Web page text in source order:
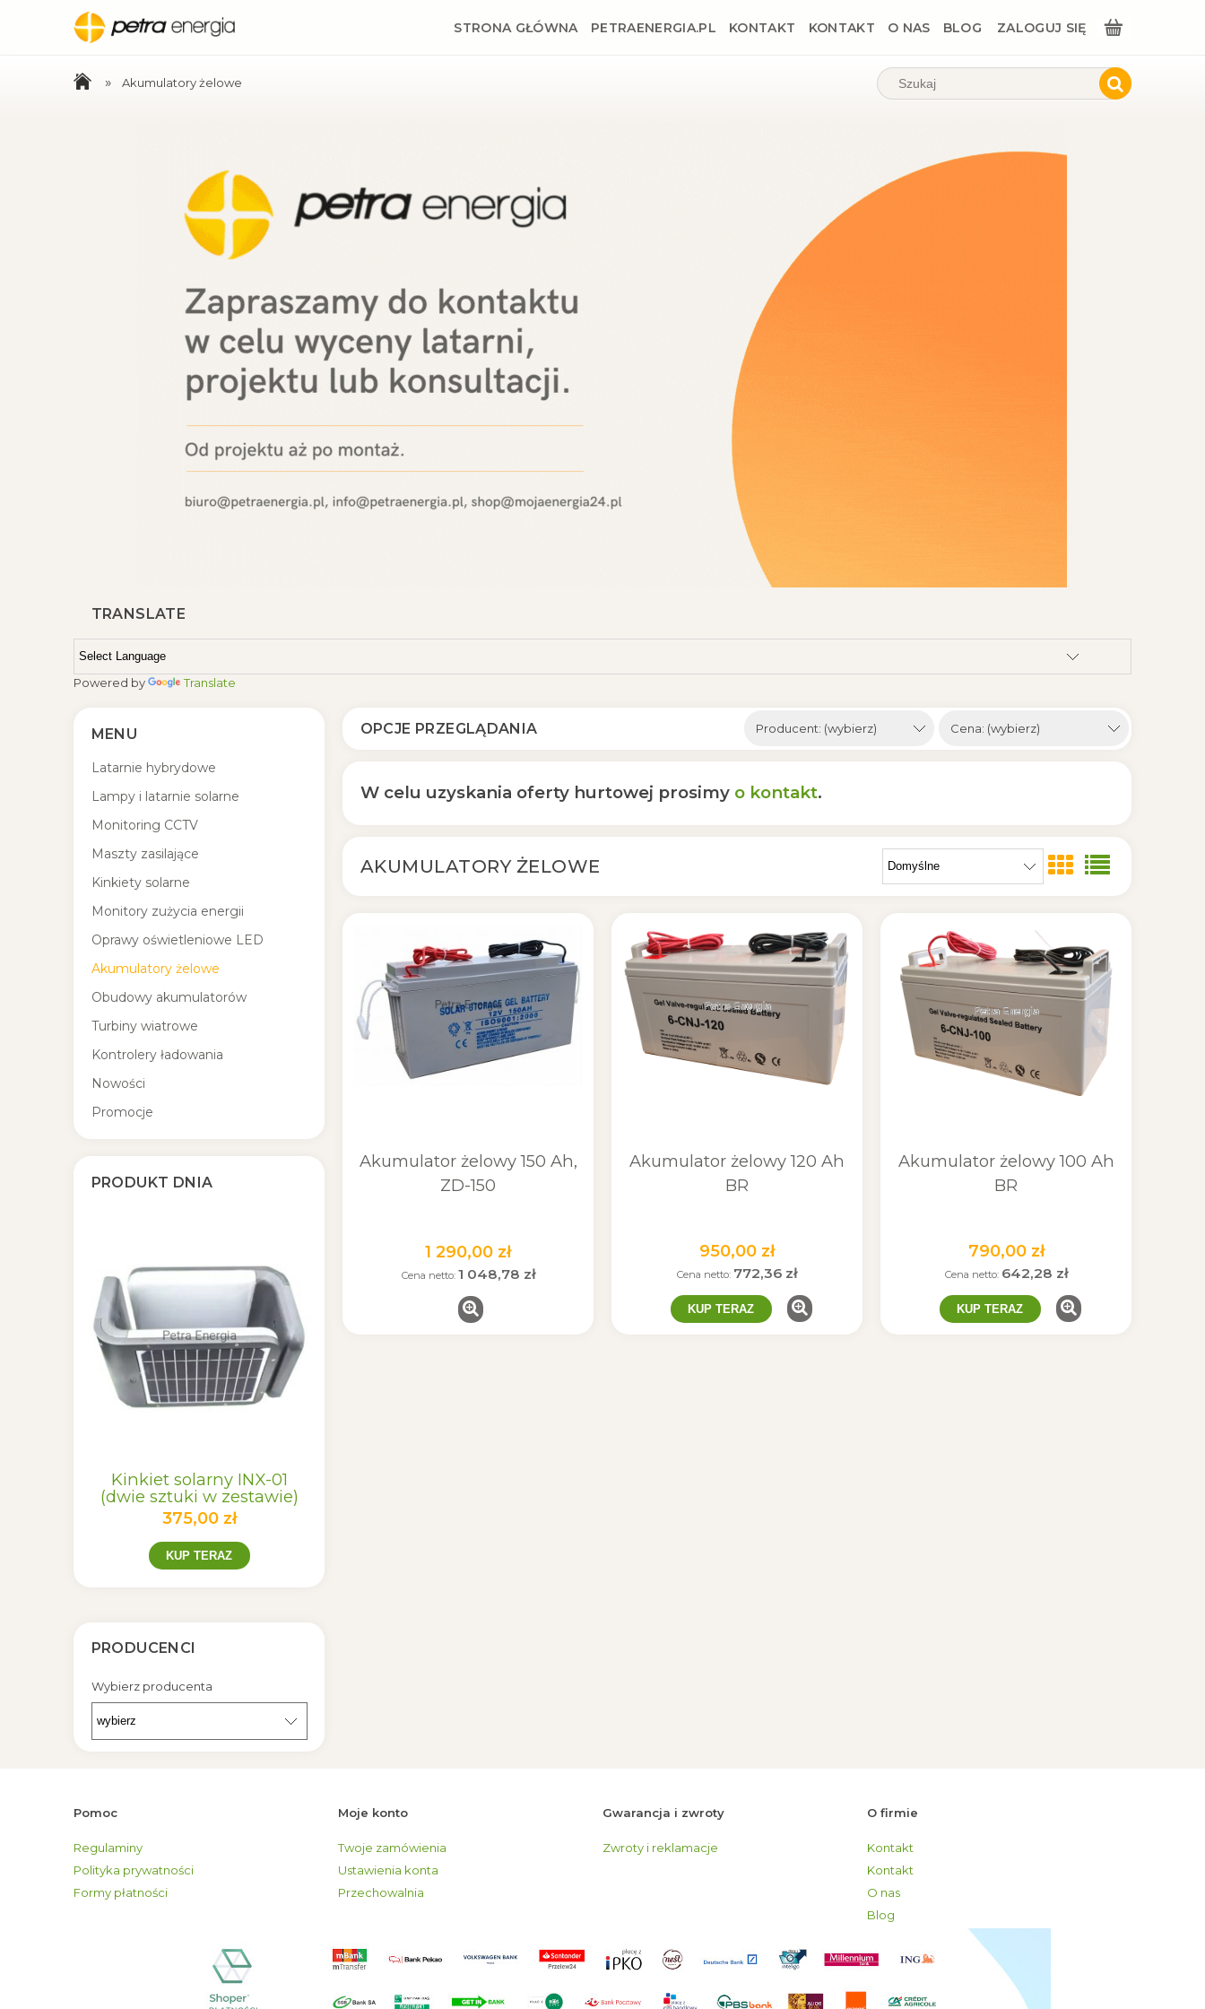
STRONA GŁÓWNA PETRAENERGIA.PL KONTAKT KONTAKT O NAS BLOG ZALOGUJ SIĘ
» Akumulatory żelowe
TRANSLATE
Powered by Translate
MENU
Latarnie hybrydowe
Lampy i latarnie solarne
Monitoring CCTV
Maszty zasilające
Kinkiety solarne
Monitory zużycia energii
Oprawy oświetleniowe LED
Akumulatory żelowe
Obudowy akumulatorów
Turbiny wiatrowe
Kontrolery ładowania
Nowości
Promocje
PRODUKT DNIA
Kinkiet solarny INX-01
(dwie sztuki w zestawie)
375,00 zł
KUP TERAZ
PRODUCENCI
Wybierz producenta
OPCJE PRZEGLĄDANIA Producent: (wybierz) Cena: (wybierz)
W celu uzyskania oferty hurtowej prosimy o kontakt.
AKUMULATORY ŻELOWE
Akumulator żelowy 150 Ah,
ZD-150
1 290,00 zł
Cena netto: 1 048,78 zł
Akumulator żelowy 120 Ah
BR
950,00 zł
Cena netto: 772,36 zł
KUP TERAZ
Akumulator żelowy 100 Ah
BR
790,00 zł
Cena netto: 642,28 zł
KUP TERAZ
Pomoc
Regulaminy
Polityka prywatności
Formy płatności
Moje konto
Twoje zamówienia
Ustawienia konta
Przechowalnia
Gwarancja i zwroty
Zwroty i reklamacje
O firmie
Kontakt
Kontakt
O nas
Blog